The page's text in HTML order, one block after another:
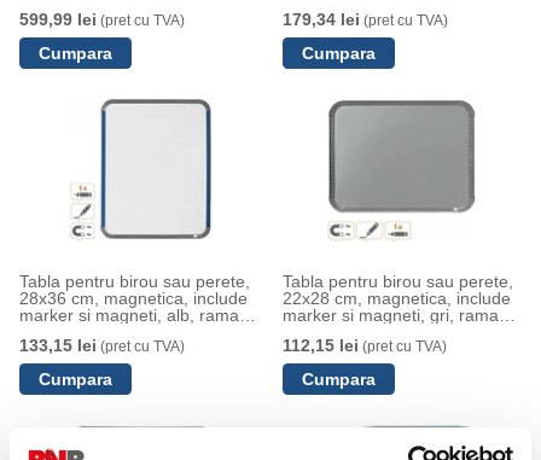
599,99 lei (pret cu TVA) 179,34 lei (pret cu TVA)
Tabla pentru birou sau perete,
28x36 cm, magnetica, include
marker si magneti, alb, rama
133,15 lei (pret cu TVA)
Tabla pentru birou sau perete,
22x28 cm, magnetica, include
marker si magneti, gri, rama
112,15 lei (pret cu TVA)